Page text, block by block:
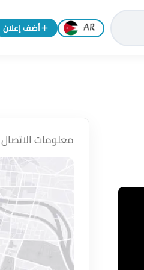
تغيير اللغة إلىأضف إعلان
معلومات الاتصال